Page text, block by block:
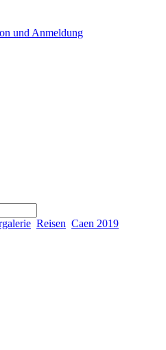
und Anmeldung
Reisen Caen 2019